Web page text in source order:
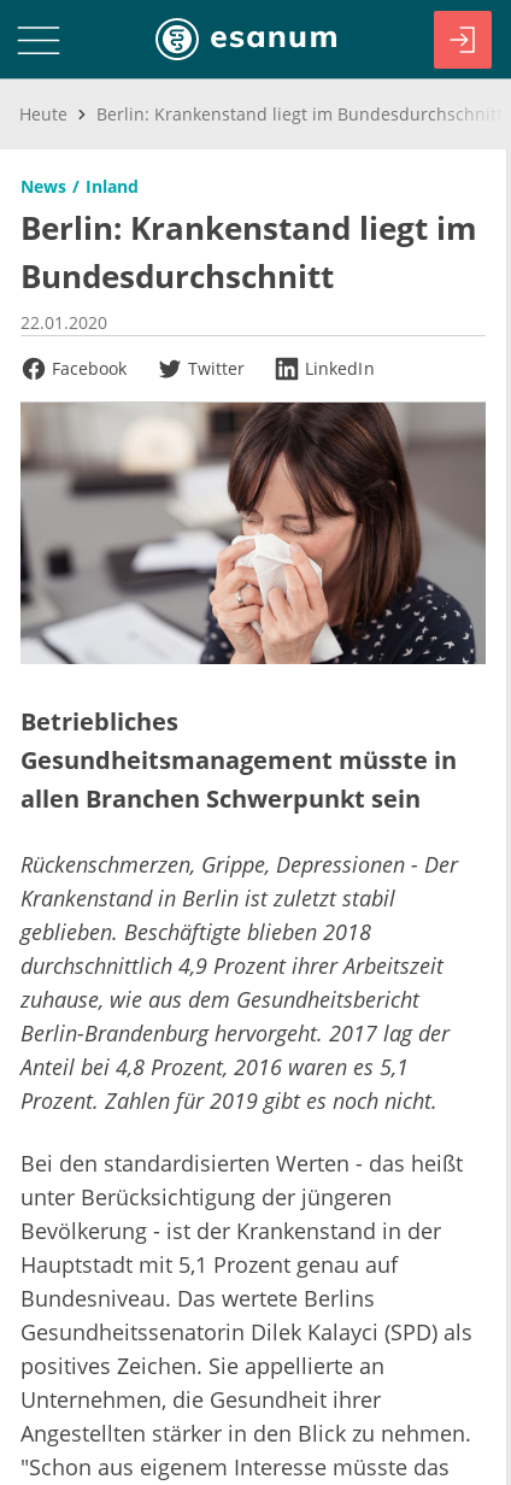
Heute Berlin: Krankenstand liegt im Bundesdurchschnitt
News Inland
Berlin: Krankenstand liegt im
Bundesdurchschnitt
22.01.2020
Facebook
Twitter LinkedIn
Betriebliches
Gesundheitsmanagement müsste in
allen Branchen Schwerpunkt sein
Rückenschmerzen, Grippe, Depressionen - Der
Krankenstand in Berlin ist zuletzt stabil
geblieben. Beschäftigte blieben 2018
durchschnittlich 4,9 Prozent ihrer Arbeitszeit
zuhause, wie aus dem Gesundheitsbericht
Berlin-Brandenburg hervorgeht. 2017 lag der
Anteil bei 4,8 Prozent, 2016 waren es 5,1
Prozent. Zahlen für 2019 gibt es noch nicht.
Bei den standardisierten Werten - das heißt
unter Berücksichtigung der jüngeren
Bevölkerung - ist der Krankenstand in der
Hauptstadt mit 5,1 Prozent genau auf
Bundesniveau. Das wertete Berlins
Gesundheitssenatorin Dilek Kalayci (SPD) als
positives Zeichen. Sie appellierte an
Unternehmen, die Gesundheit ihrer
Angestellten stärker in den Blick zu nehmen.
"Schon aus eigenem Interesse müsste das